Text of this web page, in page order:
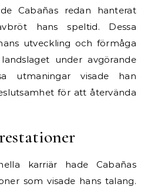
Cabañas redan hanterat
hans speltid. Dessa
utveckling och förmåga
under avgörande
utmaningar visade han
för att återvända
karriär hade Cabañas
som visade hans talang.